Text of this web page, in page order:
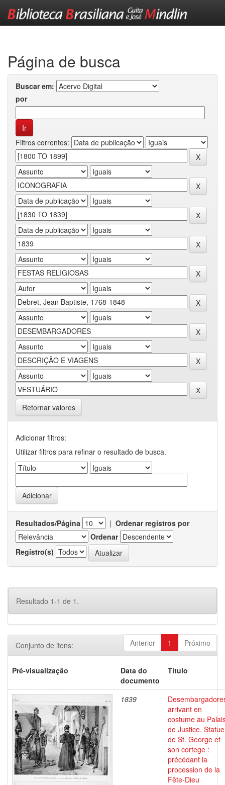
Página de busca
Buscar em:
por
Filtros correntes:
Retornar valores
Adicionar filtros:
Utilizar filtros para refinar o resultado de busca.
Resultados/Página | Ordenar registros por
Ordenar
Registro(s)
Resultado 1-1 de 1.
Anterior 1 Próximo
Conjunto de itens:
Pré-visualização
Data do
documento
Título
1839
arrivant en
costume au
de Justice. Statue
de St. George et
son cortege :
précédant la
procession de la
Fête-Dieu